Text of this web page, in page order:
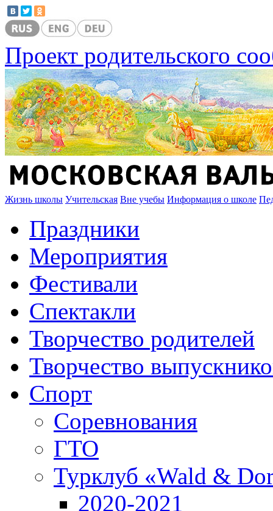
Проект родительского
Жизнь школы Учительская Вне учебы Информация о школе
Праздники
Мероприятия
Фестивали
Спектакли
Творчество родителей
Творчество
Спорт
Соревнования
ГТО
Турклуб «Wald &
2020-2021